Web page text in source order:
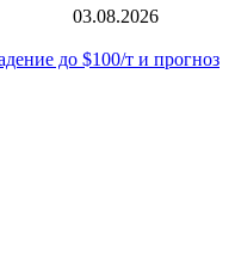
03.08.2026
до $100/т и прогноз